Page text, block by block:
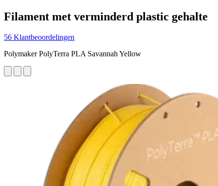
Filament met verminderd plastic gehalte
56 Klantbeoordelingen
Polymaker PolyTerra PLA Savannah Yellow